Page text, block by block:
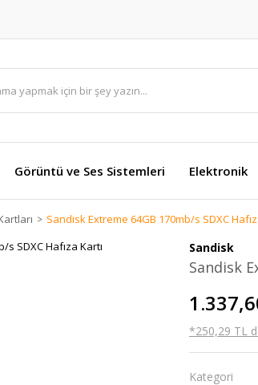
Görüntü ve Ses Sistemleri Elektronik
Sandisk Extreme 64GB 170mb/s SDXC
Sandisk
Sandisk
*250,29 TL
Kategori